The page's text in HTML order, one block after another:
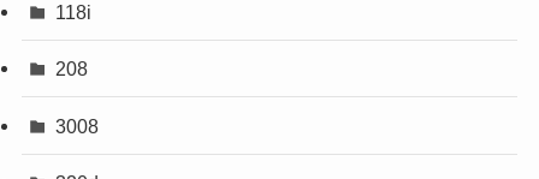
118i
208
3008